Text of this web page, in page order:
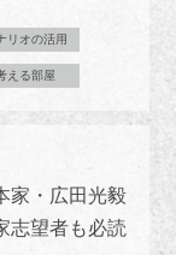
リオの活用
える部屋
家・広田光毅
志望者も必読